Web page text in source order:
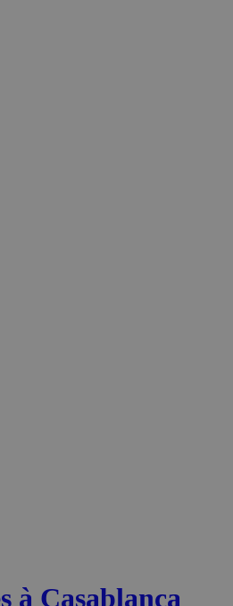
à Casablanca